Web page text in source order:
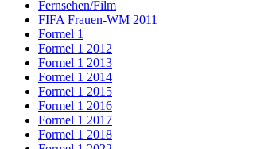
Fernsehen/Film
FIFA Frauen-WM 2011
Formel 1
Formel 1 2012
Formel 1 2013
Formel 1 2014
Formel 1 2015
Formel 1 2016
Formel 1 2017
Formel 1 2018